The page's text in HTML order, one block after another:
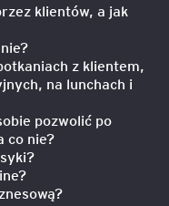
klientów, a jak
z klientem,
na lunchach i
pozwolić po
co nie?